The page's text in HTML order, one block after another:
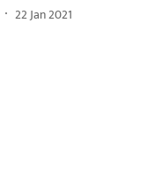
22 Jan 2021